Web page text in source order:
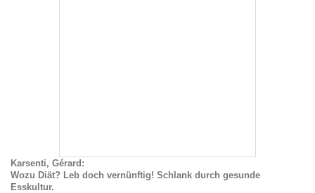
Karsenti, Gérard:
Wozu Diät? Leb doch vernünftig! Schlank durch gesunde
Esskultur.